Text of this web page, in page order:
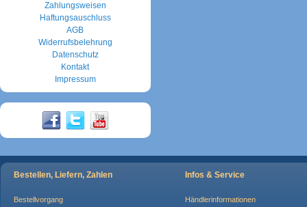
Zahlungsweisen
Haftungsauschluss
AGB
Widerrufsbelehrung
Datenschutz
Kontakt
Impressum
Bestellen, Liefern, Zahlen
Bestellvorgang
Infos & Service
Händlerinformationen